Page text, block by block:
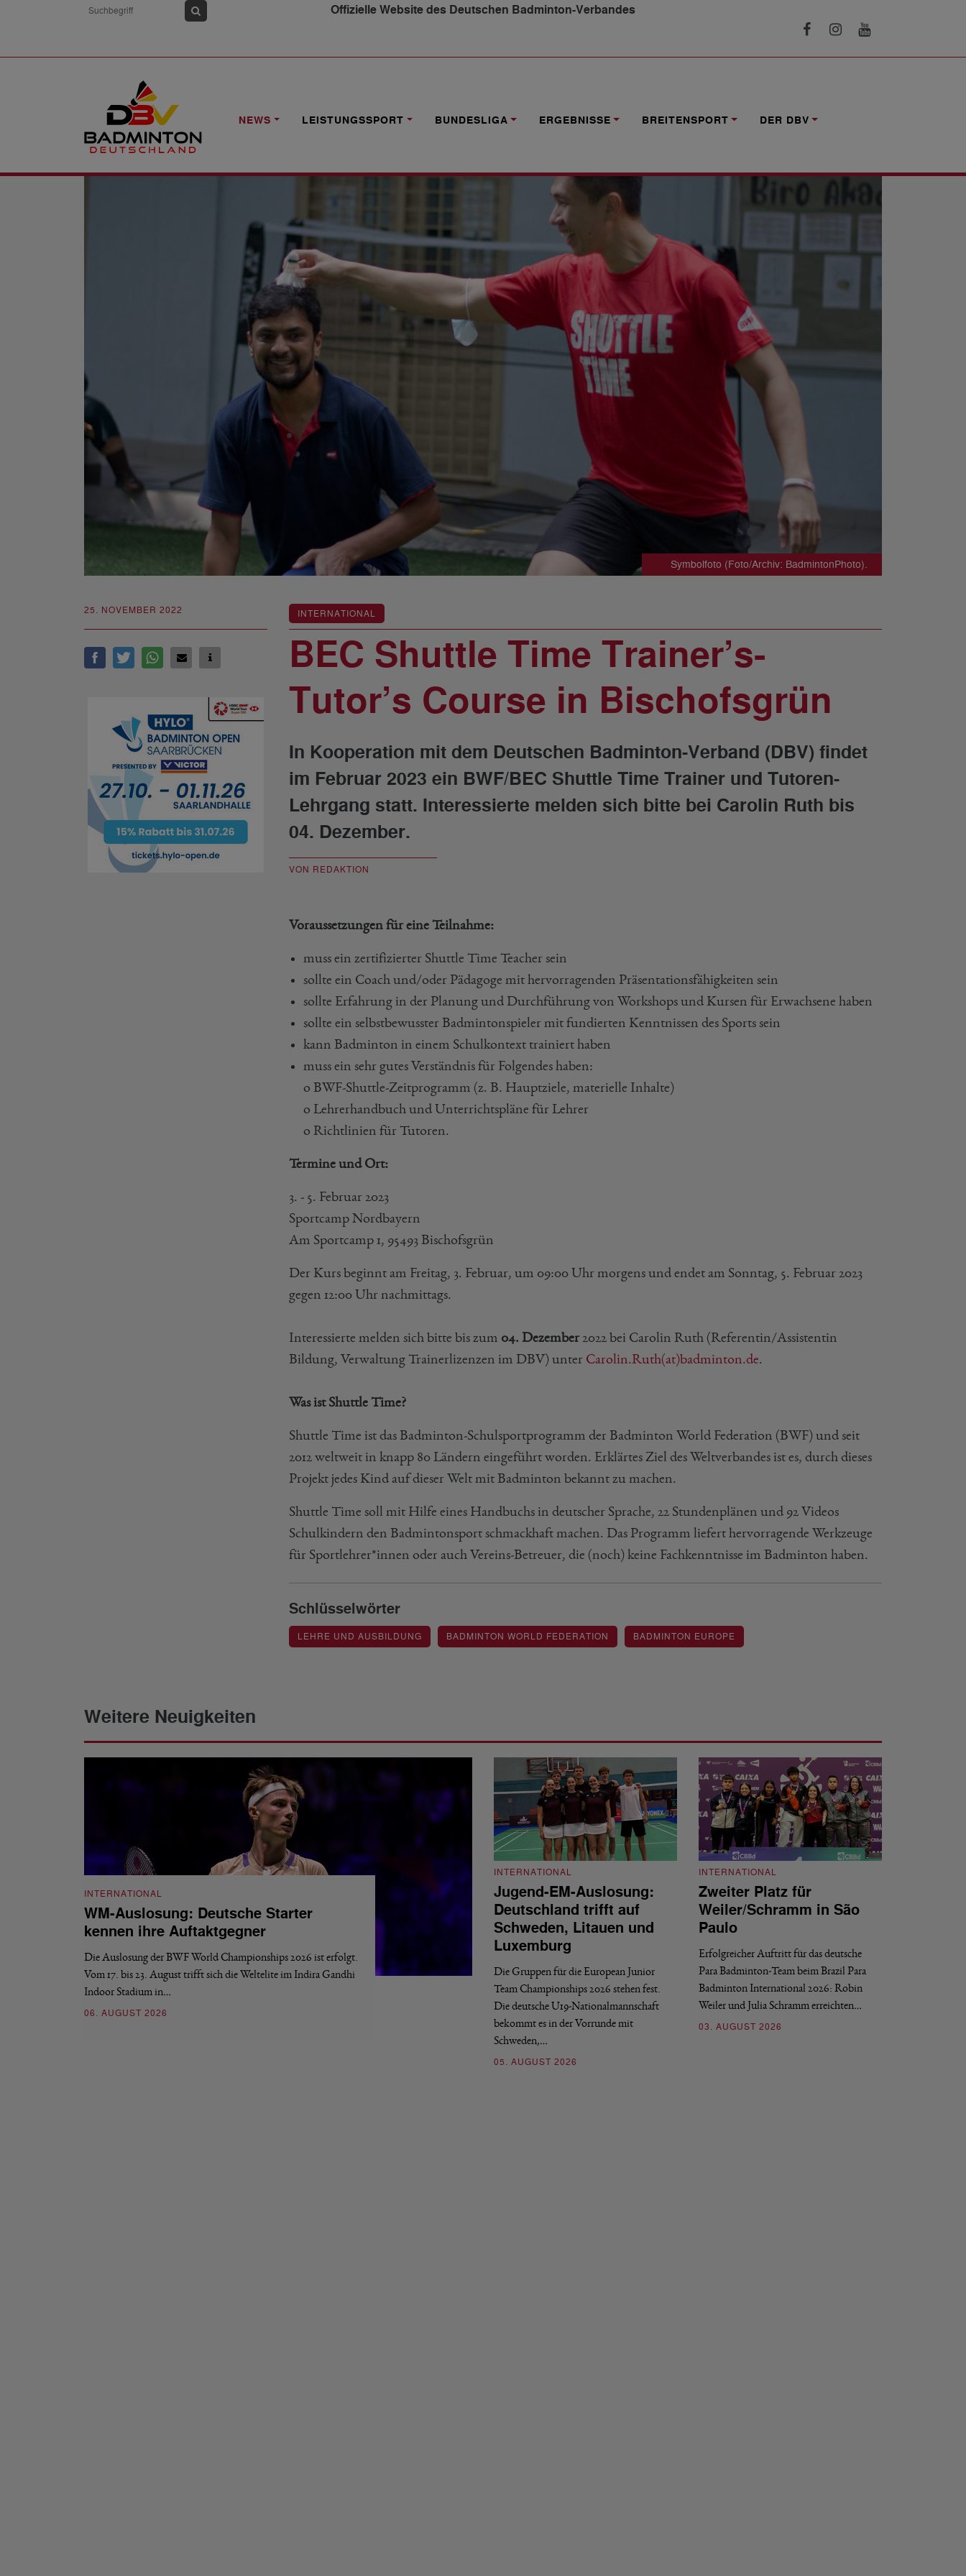
Offizielle Website des Deutschen Badminton-Verbandes
NEWS LEISTUNGSSPORT BUNDESLIGA ERGEBNISSE BREITENSPORT DER DBV
NEWS
Symbolfoto (Foto/Archiv: BadmintonPhoto).
25. NOVEMBER 2022 INTERNATIONAL
BEC Shuttle Time Trainer’s-
Tutor’s Course in Bischofsgrün
In Kooperation mit dem Deutschen Badminton-Verband (DBV) findet
im Februar 2023 ein BWF/BEC Shuttle Time Trainer und Tutoren-
Lehrgang statt. Interessierte melden sich bitte bei Carolin Ruth bis
04. Dezember.
VON REDAKTION
Voraussetzungen für eine Teilnahme:
muss ein zertifizierter Shuttle Time Teacher sein
sollte ein Coach und/oder Pädagoge mit hervorragenden Präsentationsfähigkeiten sein
sollte Erfahrung in der Planung und Durchführung von Workshops und Kursen für Erwachsene haben
sollte ein selbstbewusster Badmintonspieler mit fundierten Kenntnissen des Sports sein
kann Badminton in einem Schulkontext trainiert haben
muss ein sehr gutes Verständnis für Folgendes haben:
o BWF-Shuttle-Zeitprogramm (z. B. Hauptziele, materielle Inhalte)
o Lehrerhandbuch und Unterrichtspläne für Lehrer
o Richtlinien für Tutoren.
Termine und Ort:
3. - 5. Februar 2023
Sportcamp Nordbayern
Am Sportcamp 1, 95493 Bischofsgrün
Der Kurs beginnt am Freitag, 3. Februar, um 09:00 Uhr morgens und endet am Sonntag, 5. Februar 2023
gegen 12:00 Uhr nachmittags.
Interessierte melden sich bitte bis zum 04. Dezember 2022 bei Carolin Ruth (Referentin/Assistentin
Bildung, Verwaltung Trainerlizenzen im DBV) unter Carolin.Ruth(at)badminton.de.
Was ist Shuttle Time?
Shuttle Time ist das Badminton-Schulsportprogramm der Badminton World Federation (BWF) und seit
2012 weltweit in knapp 80 Ländern eingeführt worden. Erklärtes Ziel des Weltverbandes ist es, durch dieses
Projekt jedes Kind auf dieser Welt mit Badminton bekannt zu machen.
Shuttle Time soll mit Hilfe eines Handbuchs in deutscher Sprache, 22 Stundenplänen und 92 Videos
Schulkindern den Badmintonsport schmackhaft machen. Das Programm liefert hervorragende Werkzeuge
für Sportlehrer*innen oder auch Vereins-Betreuer, die (noch) keine Fachkenntnisse im Badminton haben.
Schlüsselwörter
LEHRE UND AUSBILDUNG BADMINTON WORLD FEDERATION BADMINTON EUROPE
Weitere Neuigkeiten
INTERNATIONAL
WM-Auslosung: Deutsche Starter
kennen ihre Auftaktgegner
Die Auslosung der BWF World Championships 2026 ist erfolgt.
Vom 17. bis 23. August trifft sich die Weltelite im Indira Gandhi
Indoor Stadium in…
06. AUGUST 2026
INTERNATIONAL
Jugend-EM-Auslosung:
Deutschland trifft auf
Schweden, Litauen und
Luxemburg
Die Gruppen für die European Junior
Team Championships 2026 stehen fest.
Die deutsche U19-Nationalmannschaft
bekommt es in der Vorrunde mit
Schweden,…
05. AUGUST 2026
INTERNATIONAL
Zweiter Platz für
Weiler/Schramm in São
Paulo
Erfolgreicher Auftritt für das deutsche
Para Badminton-Team beim Brazil Para
Badminton International 2026: Robin
Weiler und Julia Schramm erreichten…
03. AUGUST 2026